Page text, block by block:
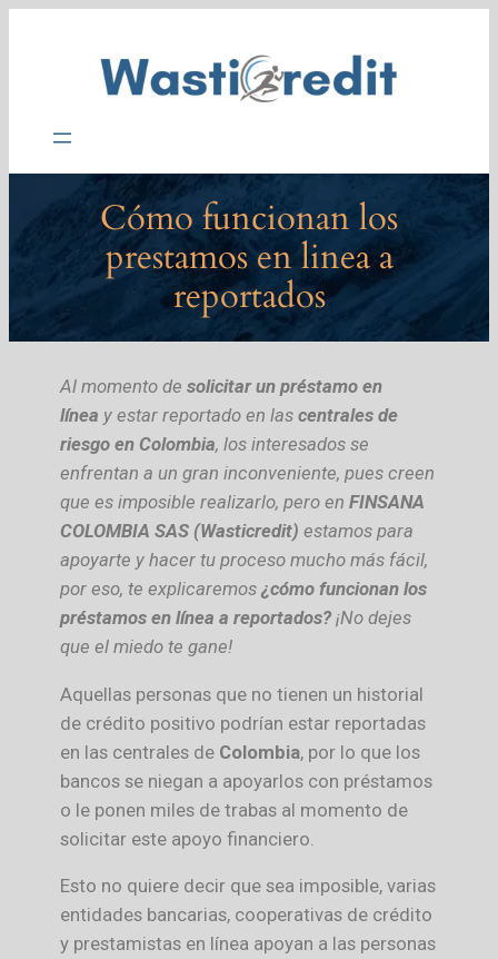
Cómo funcionan los
prestamos en linea a
reportados
Al momento de solicitar un préstamo en
línea y estar reportado en las centrales de
riesgo en Colombia, los interesados se
enfrentan a un gran inconveniente, pues creen
que es imposible realizarlo, pero en FINSANA
COLOMBIA SAS (Wasticredit) estamos para
apoyarte y hacer tu proceso mucho más fácil,
por eso, te explicaremos ¿cómo funcionan los
préstamos en línea a reportados?¡No dejes
que el miedo te gane!
Aquellas personas que no tienen un historial
de crédito positivo podrían estar reportadas
en las centrales de Colombia, por lo que los
bancos se niegan a apoyarlos con préstamos
o le ponen miles de trabas al momento de
solicitar este apoyo financiero.
Esto no quiere decir que sea imposible, varias
entidades bancarias, cooperativas de crédito
y prestamistas en línea apoyan a las personas